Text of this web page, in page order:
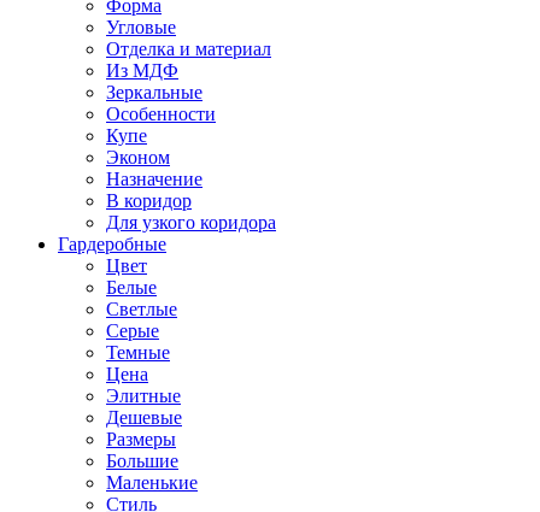
Форма
Угловые
Отделка и материал
Из МДФ
Зеркальные
Особенности
Купе
Эконом
Назначение
В коридор
Для узкого коридора
Гардеробные
Цвет
Белые
Светлые
Серые
Темные
Цена
Элитные
Дешевые
Размеры
Большие
Маленькие
Стиль